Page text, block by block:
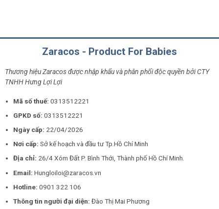
Zaracos - Product For Babies
Thương hiệu Zaracos được nhập khẩu và phân phối độc quyền bởi CTY
TNHH Hưng Lợi Lợi
Mã số thuế: 0313512221
GPKD số:0313512221
Ngày cấp: 22/04/2026
Nơi cấp:Sở kế hoạch và đầu tư Tp.Hồ Chí Minh
Địa chỉ: 26/4 Xóm Đất P. Bình Thới, Thành phố Hồ Chí Minh.
Email:Hungloiloi@zaracos.vn
Hotline:0901 322 106
Thông tin người đại diện:Đào Thị Mai Phương